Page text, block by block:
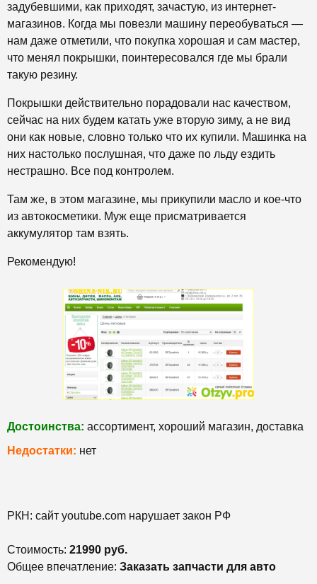
задубевшими, как приходят, зачастую, из интернет-
магазинов. Когда мы повезли машину переобуваться —
нам даже отметили, что покупка хорошая и сам мастер,
что менял покрышки, поинтересовался где мы брали
такую резину.
Покрышки действительно порадовали нас качеством,
сейчас на них будем катать уже вторую зиму, а не вид
они как новые, словно только что их купили. Машинка на
них настолько послушная, что даже по льду ездить
нестрашно. Все под контролем.
Там же, в этом магазине, мы прикупили масло и кое-что
из автокосметики. Муж еще присматривается
аккумулятор там взять.
Рекомендую!
Достоинства: ассортимент, хороший магазин, доставка
Недостатки: нет
РКН: сайт youtube.com нарушает закон РФ
Стоимость: 21990 руб.
Общее впечатление: Заказать запчасти для авто